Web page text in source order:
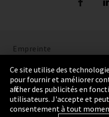
Empreinte
Politique de
Cookie Settings
Termes et Conditions
Ce site utilise des
pour fournir et améliorer
afficher des publicités en
utilisateurs. J'accepte et
consentement à tout